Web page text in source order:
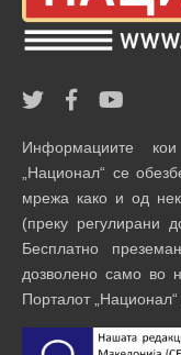
Информациите
„Национал“ се
мрежа како и од
(преку регулирани
Бесплатно
дозволено само во
Порталот